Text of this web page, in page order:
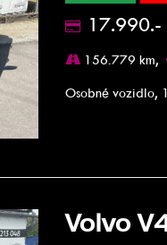
17.990.-
156.779 km,
Osobné vozidlo,
Volvo